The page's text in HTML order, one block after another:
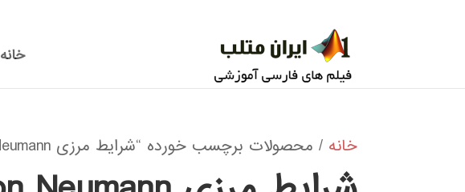
خانه
خانه / محصولات برچسب خورده “شرایط مرزی Von Neumann”